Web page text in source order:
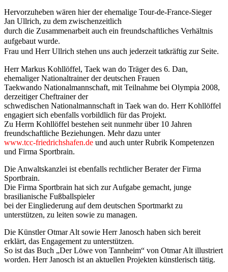
Hervorzuheben wären hier der ehemalige Tour-de-France-Sieger
Jan Ullrich, zu dem zwischenzeitlich
durch die Zusammenarbeit auch ein freundschaftliches Verhältnis
aufgebaut wurde.
Frau und Herr Ullrich stehen uns auch jederzeit tatkräftig zur Seite.
Herr Markus Kohllöffel, Taek wan do Träger des 6. Dan,
ehemaliger Nationaltrainer der deutschen Frauen
Taekwando Nationalmannschaft, mit Teilnahme bei Olympia 2008,
derzeitiger Cheftrainer der
schwedischen Nationalmannschaft in Taek wan do. Herr Kohllöffel
engagiert sich ebenfalls vorbildlich für das Projekt.
Zu Herrn Kohllöffel bestehen seit nunmehr über 10 Jahren
freundschaftliche Beziehungen. Mehr dazu unter
www.tcc-friedrichshafen.de und auch unter Rubrik Kompetenzen
und Firma Sportbrain.
Die Anwaltskanzlei ist ebenfalls rechtlicher Berater der Firma
Sportbrain.
Die Firma Sportbrain hat sich zur Aufgabe gemacht, junge
brasilianische Fußballspieler
bei der Eingliederung auf dem deutschen Sportmarkt zu
unterstützen, zu leiten sowie zu managen.
Die Künstler Otmar Alt sowie Herr Janosch haben sich bereit
erklärt, das Engagement zu unterstützen.
So ist das Buch „Der Löwe von Tannheim“ von Otmar Alt illustriert
worden. Herr Janosch ist an aktuellen Projekten künstlerisch tätig.